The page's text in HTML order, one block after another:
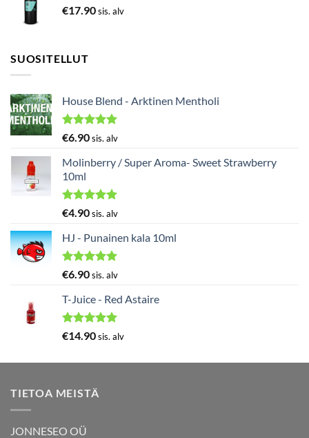
€17.90sis. alv
SUOSITELLUT
House Blend - Arktinen Mentholi
Arvostelu
5.00/ 5
€6.90sis. alv
Molinberry / Super Aroma- Sweet Strawberry
10ml
Arvostelu
5.00
/ 5
€4.90sis. alv
HJ - Punainen kala 10ml
Arvostelu
5.00
/ 5
€6.90sis. alv
T-Juice - Red Astaire
Arvostelu
€14.90sis. alv
TIETOA MEISTÄ
JONNESEO OÜ